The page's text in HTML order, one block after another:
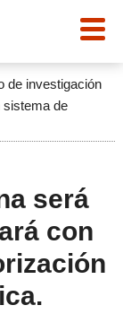
de investigación
sistema de
será
con